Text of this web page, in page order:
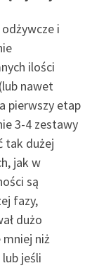
i
ilości
nawet
pierwszy etap
3-4 zestawy
tak dużej
jak w
są
fazy,
dużo
mniej niż
jeśli